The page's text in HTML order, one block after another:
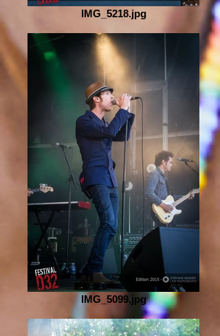
IMG_5218.jpg
IMG_5099.jpg